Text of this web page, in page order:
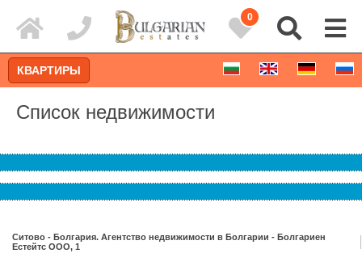
0
КВАРТИРЫ
Список недвижимости
Ситово - Болгария. Агентство недвижимости в Болгарии - Болгариен
Естейтс ООО, 1